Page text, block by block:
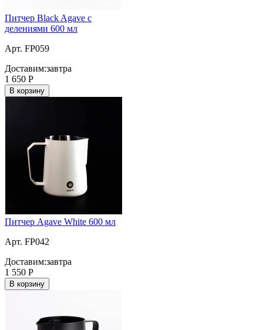
Питчер Black Agave с
делениями 600 мл
Арт. FP059
Доставим:завтра
1 650 Р
В корзину
Питчер Agave White 600 мл
Арт. FP042
Доставим:завтра
1 550 Р
В корзину